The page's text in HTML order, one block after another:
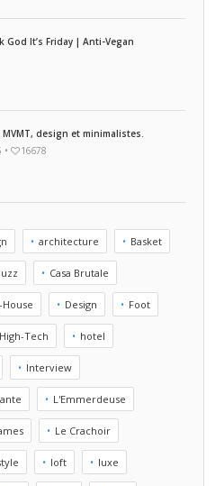
God It’s Friday | Anti-Vegan
design et minimalistes.
•
16678
architecture Basket
Casa Brutale
Design Foot
High-Tech hotel
Interview
L'Emmerdeuse
Le Crachoir
loft luxe